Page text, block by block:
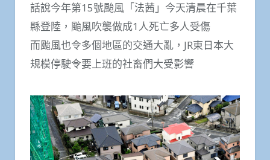
話說今年第15號颱風「法茜」今天清晨在千葉
縣登陸，颱風吹襲做成1人死亡多人受傷
而颱風也令多個地區的交通大亂，JR東日本大
規模停駛令要上班的社畜們大受影響